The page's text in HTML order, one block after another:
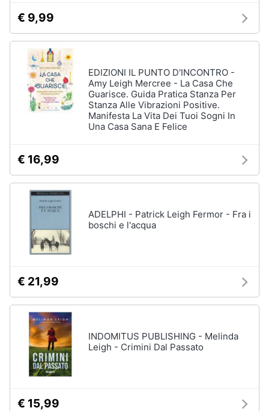
€ 9,99
EDIZIONI IL PUNTO D'INCONTRO -
Amy Leigh Mercree - La Casa Che
Guarisce. Guida Pratica Stanza Per
Stanza Alle Vibrazioni Positive.
Manifesta La Vita Dei Tuoi Sogni In
Una Casa Sana E Felice
€ 16,99
ADELPHI - Patrick Leigh Fermor - Fra i
boschi e l'acqua
€ 21,99
INDOMITUS PUBLISHING - Melinda
Leigh - Crimini Dal Passato
€ 15,99